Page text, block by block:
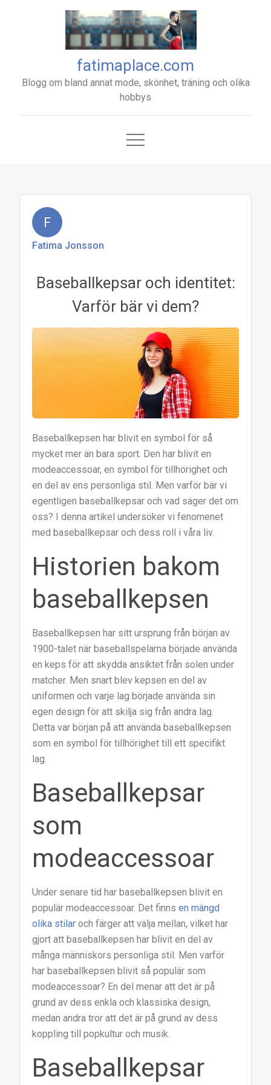
fatimaplace.com
Blogg om bland annat mode, skönhet, träning och olika
hobbys
F
Fatima Jonsson
Baseballkepsar och identitet:
Varför bär vi dem?
Baseballkepsen har blivit en symbol för så
mycket mer än bara sport. Den har blivit en
modeaccessoar, en symbol för tillhörighet och
en del av ens personliga stil. Men varför bär vi
egentligen baseballkepsar och vad säger det om
oss? I denna artikel undersöker vi fenomenet
med baseballkepsar och dess roll i våra liv.
Historien bakom
baseballkepsen
Baseballkepsen har sitt ursprung från början av
1900-talet när baseballspelarna började använda
en keps för att skydda ansiktet från solen under
matcher. Men snart blev kepsen en del av
uniformen och varje lag började använda sin
egen design för att skilja sig från andra lag.
Detta var början på att använda baseballkepsen
som en symbol för tillhörighet till ett specifikt
lag.
Baseballkepsar
som
modeaccessoar
Under senare tid har baseballkepsen blivit en
populär modeaccessoar. Det finnsen mängd
olika stilar och färger att välja mellan, vilket har
gjort att baseballkepsen har blivit en del av
många människors personliga stil. Men varför
har baseballkepsen blivit så populär som
modeaccessoar? En del menar att det är på
grund av dess enkla och klassiska design,
medan andra tror att det är på grund av dess
koppling till popkultur och musik.
Baseballkepsar